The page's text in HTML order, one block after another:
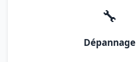
🔧
Dépannage